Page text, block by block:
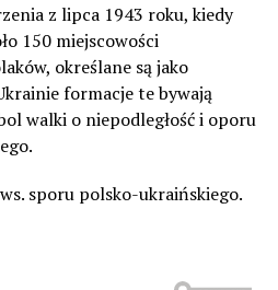
z lipca 1943 roku, kiedy
150 miejscowości
określane są jako
formacje te bywają
walki o niepodległość i oporu
ws. sporu polsko-ukraińskiego.